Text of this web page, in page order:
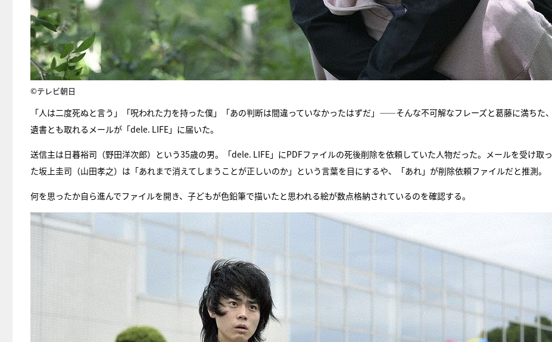
©テレビ朝日
「人は二度死ぬと言う」「呪われた力を持った僕」「あの判断は間違っていなかったはずだ」――そんな不可解なフレーズと葛藤に満ちた、
遺書とも取れるメールが「dele. LIFE」に届いた。
送信主は日暮裕司（野田洋次郎）という35歳の男。「dele. LIFE」にPDFファイルの死後削除を依頼していた人物だった。メールを受け取っ
た坂上圭司（山田孝之）は「あれまで消えてしまうことが正しいのか」という言葉を目にするや、「あれ」が削除依頼ファイルだと推測。
何を思ったか自ら進んでファイルを開き、子どもが色鉛筆で描いたと思われる絵が数点格納されているのを確認する。